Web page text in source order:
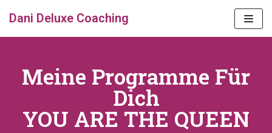
Dani Deluxe Coaching
Meine Programme Für
Dich
YOU ARE THE QUEEN